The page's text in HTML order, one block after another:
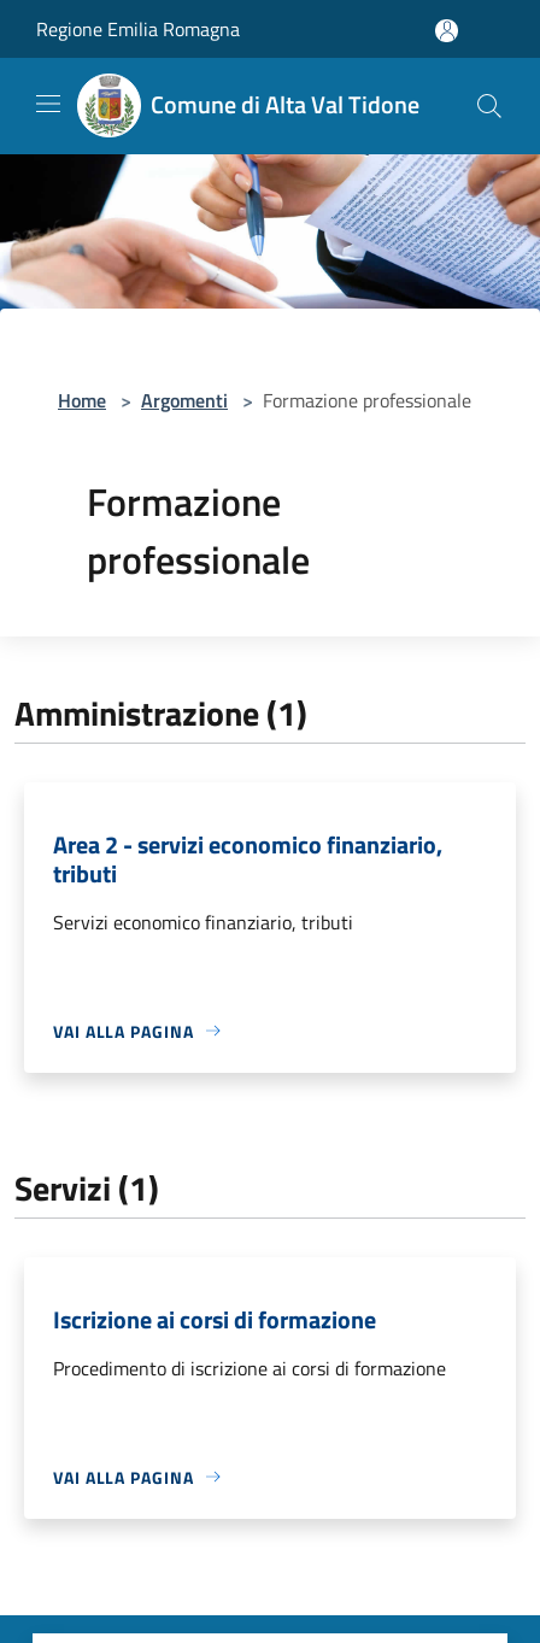
Regione Emilia Romagna
Comune di Alta Val Tidone
Home > Argomenti > Formazione professionale
Formazione
professionale
Amministrazione (1)
Area 2 - servizi economico finanziario,
tributi
Servizi economico finanziario, tributi
VAI ALLA PAGINA
Servizi (1)
Iscrizione ai corsi di formazione
Procedimento di iscrizione ai corsi di formazione
VAI ALLA PAGINA